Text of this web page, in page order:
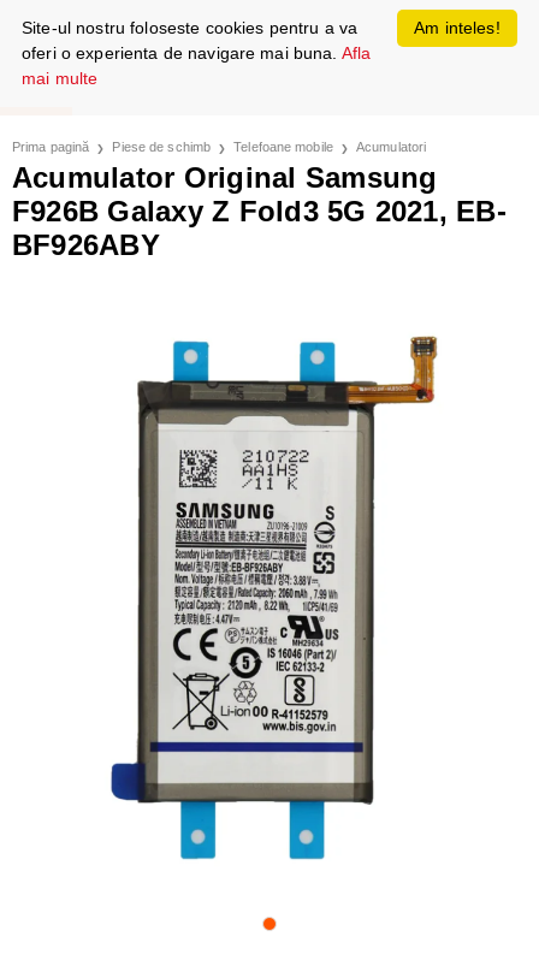
Prima pagină Piese de schimb Telefoane mobile Acumulatori
Acumulator Original Samsung
F926B Galaxy Z Fold3 5G 2021, EB-
BF926ABY
Am inteles!
Site-ul nostru foloseste cookies pentru a va
oferi o experienta de navigare mai buna. Afla
mai multe